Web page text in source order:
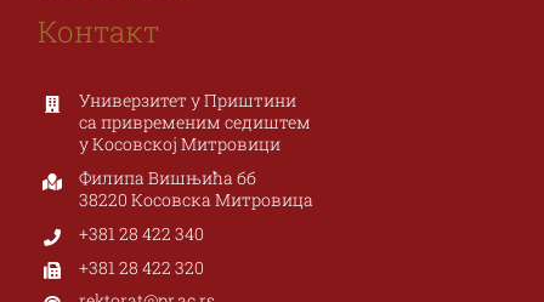
Контакт
Универзитет у Приштини
са привременим седиштем
у Косовској Митровици
Филипа Вишњића бб
38220 Косовска Митровица
+381 28 422 340
+381 28 422 320